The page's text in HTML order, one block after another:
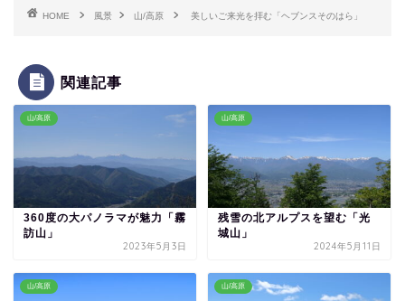
HOME 風景 山/高原 美しいご来光を拝む「ヘブンスそのはら」
関連記事
山/高原
360度の大パノラマが魅力「霧
訪山」
2023年5月3日
山/高原
残雪の北アルプスを望む「光
城山」
2024年5月11日
山/高原 山/高原